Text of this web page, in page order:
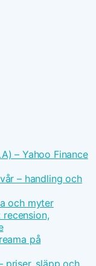
– Yahoo Finance
– handling och
och myter
recension,
på
priser, släpp och